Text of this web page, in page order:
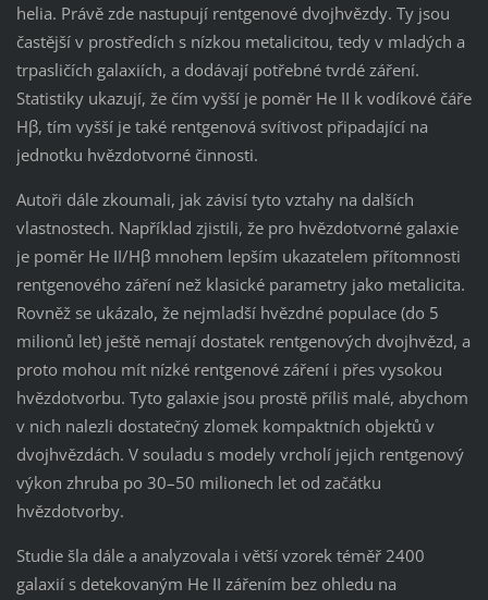
helia. Právě zde nastupují rentgenové dvojhvězdy. Ty jsou
častější v prostředích s nízkou metalicitou, tedy v mladých a
trpasličích galaxiích, a dodávají potřebné tvrdé záření.
Statistiky ukazují, že čím vyšší je poměr He II k vodíkové čáře
Hβ, tím vyšší je také rentgenová svítivost připadající na
jednotku hvězdotvorné činnosti.
Autoři dále zkoumali, jak závisí tyto vztahy na dalších
vlastnostech. Například zjistili, že pro hvězdotvorné galaxie
je poměr He II/Hβ mnohem lepším ukazatelem přítomnosti
rentgenového záření než klasické parametry jako metalicita.
Rovněž se ukázalo, že nejmladší hvězdné populace (do 5
milionů let) ještě nemají dostatek rentgenových dvojhvězd, a
proto mohou mít nízké rentgenové záření i přes vysokou
hvězdotvorbu. Tyto galaxie jsou prostě příliš malé, abychom
v nich nalezli dostatečný zlomek kompaktních objektů v
dvojhvězdách. V souladu s modely vrcholí jejich rentgenový
výkon zhruba po 30–50 milionech let od začátku
hvězdotvorby.
Studie šla dále a analyzovala i větší vzorek téměř 2400
galaxií s detekovaným He II zářením bez ohledu na